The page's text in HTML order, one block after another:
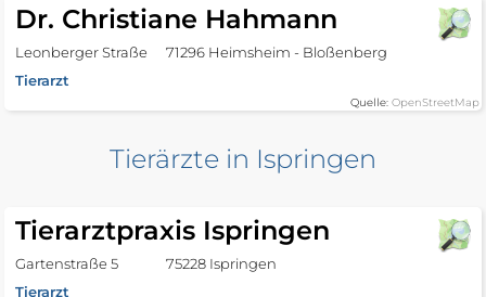
Dr. Christiane Hahmann
Leonberger Straße
71296 Heimsheim - Bloßenberg
Tierarzt
Quelle: OpenStreetMap
Tierärzte in Ispringen
Tierarztpraxis Ispringen
Gartenstraße 5
75228 Ispringen
Tierarzt